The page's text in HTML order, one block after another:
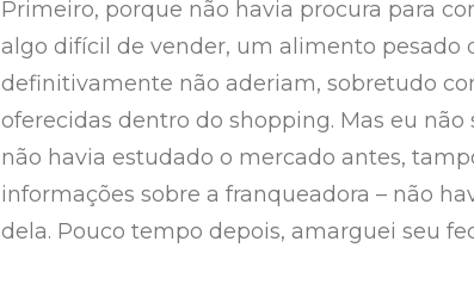
Primeiro, porque não havia procura para
algo difícil de vender, um alimento pesado
definitivamente não aderiam, sobretudo
oferecidas dentro do shopping. Mas eu não
não havia estudado o mercado antes,
informações sobre a franqueadora – não
dela. Pouco tempo depois, amarguei seu